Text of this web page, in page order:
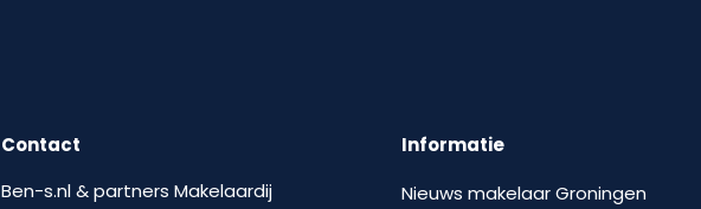
Contact
Ben-s.nl & partners Makelaardij
Informatie
Nieuws makelaar Groningen